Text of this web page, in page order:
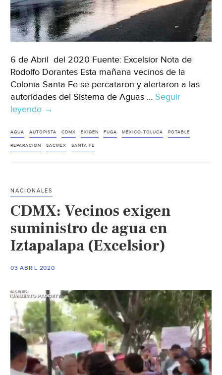
6 de Abril del 2020 Fuente: Excelsior Nota de
Rodolfo Dorantes Esta mañana vecinos de la
Colonia Santa Fe se percataron y alertaron a las
autoridades del Sistema de Aguas … Seguir
leyendo CDMX:
en
Santa
fuga
de
agua
(Excelsior)
→
AGUA AUTOPISTA CDMX EXIGEN FUGA MÉXICO-TOLUCA POTABLE
REPARACION SACMEX SANTA FE
NACIONALES
CDMX: Vecinos exigen
suministro de agua en
Iztapalapa (Excelsior)
03 ABRIL 2020